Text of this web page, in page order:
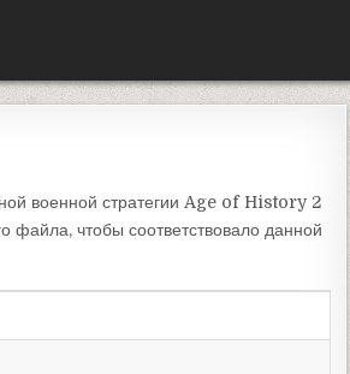
военной стратегии Age of History 2
чтобы соответствовало данной